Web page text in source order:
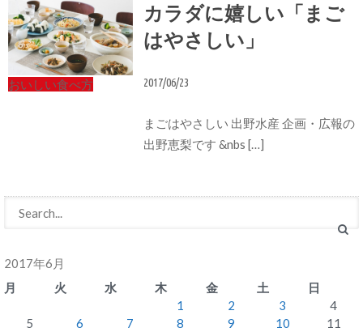
おいしい食べ方
カラダに嬉しい「まご
はやさしい」
2017/06/23
まごはやさしい 出野水産 企画・広報の
出野恵梨です &nbs […]
2017年6月
月
火 水 木 金 土
日
1
2 3
4
5
6 7 8 9 10
11